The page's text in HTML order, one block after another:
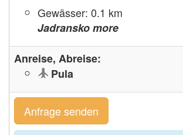
Gewässer: 0.1 km
Jadransko more
Anreise, Abreise:
Pula
Anfrage senden